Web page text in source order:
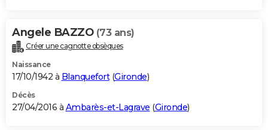
Angele BAZZO (73 ans)
Créer une cagnotte obsèques
Naissance
17/10/1942 à Blanquefort(Gironde)
Décès
27/04/2016 à Ambarès-et-Lagrave (Gironde)